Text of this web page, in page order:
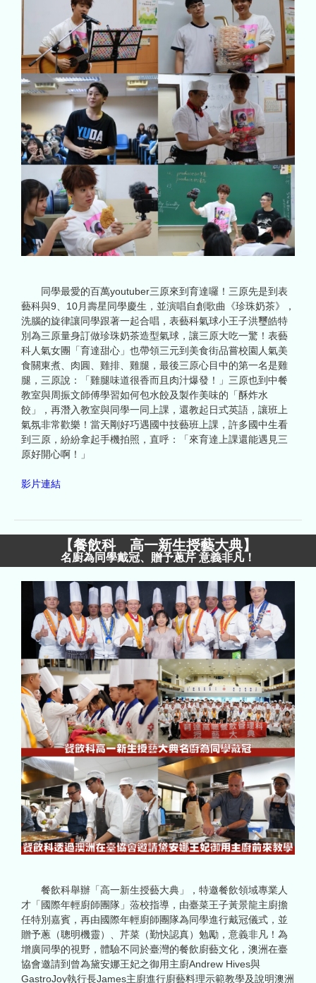
同學最愛的百萬youtuber三原來到育達囉！三原先是到表
藝科與9、10月壽星同學慶生，並演唱自創歌曲《珍珠奶茶》，
洗腦的旋律讓同學跟著一起合唱，表藝科氣球小王子洪璽皓特
別為三原量身訂做珍珠奶茶造型氣球，讓三原大吃一驚！表藝
科人氣女團「育達甜心」也帶領三元到美食街品嘗校園人氣美
食關東煮、肉圓、雞排、雞腿，最後三原心目中的第一名是雞
腿，三原說：「雞腿味道很香而且肉汁爆發！」三原也到中餐
教室與周振文師傅學習如何包水餃及製作美味的「酥炸水
餃」，再潛入教室與同學一同上課，還教起日式英語，讓班上
氣氛非常歡樂！當天剛好巧遇國中技藝班上課，許多國中生看
到三原，紛紛拿起手機拍照，直呼：「來育達上課還能遇見三
原好開心啊！」
影片連結
【餐飲科 高一新生授藝大典】
名廚為同學戴冠、贈予蔥芹 意義非凡！
餐飲科舉辦「高一新生授藝大典」，特邀餐飲領域專業人
才「國際年輕廚師團隊」蒞校指導，由臺菜王子黃景龍主廚擔
任特別嘉賓，再由國際年輕廚師團隊為同學進行戴冠儀式，並
贈予蔥（聰明機靈）、芹菜（勤快認真）勉勵，意義非凡！為
增廣同學的視野，體驗不同於臺灣的餐飲廚藝文化，澳洲在臺
協會邀請到曾為黛安娜王妃之御用主廚Andrew Hives與
GastroJoy執行長James主廚進行廚藝料理示範教學及說明澳洲